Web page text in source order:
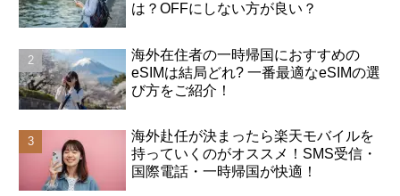
は？OFFにしない方が良い？
海外在住者の一時帰国におすすめの
eSIMは結局どれ? 一番最適なeSIMの選
び方をご紹介！
海外赴任が決まったら楽天モバイルを
持っていくのがオススメ！SMS受信・
国際電話・一時帰国が快適！